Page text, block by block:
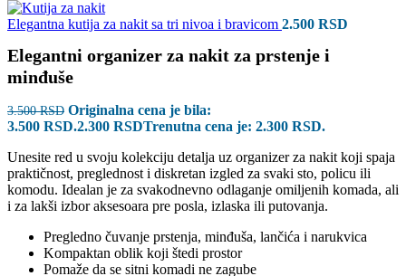
Elegantna kutija za nakit sa tri nivoa i bravicom 2.500 RSD
Elegantni organizer za nakit za prstenje i
minđuše
3.500RSD Originalna cena je bila:
3.500 RSD.2.300 RSDTrenutna cena je: 2.300 RSD.
Unesite red u svoju kolekciju detalja uz organizer za nakit koji spaja
praktičnost, preglednost i diskretan izgled za svaki sto, policu ili
komodu. Idealan je za svakodnevno odlaganje omiljenih komada, ali
i za lakši izbor aksesoara pre posla, izlaska ili putovanja.
Pregledno čuvanje prstenja, minđuša, lančića i narukvica
Kompaktan oblik koji štedi prostor
Pomaže da se sitni komadi ne zagube